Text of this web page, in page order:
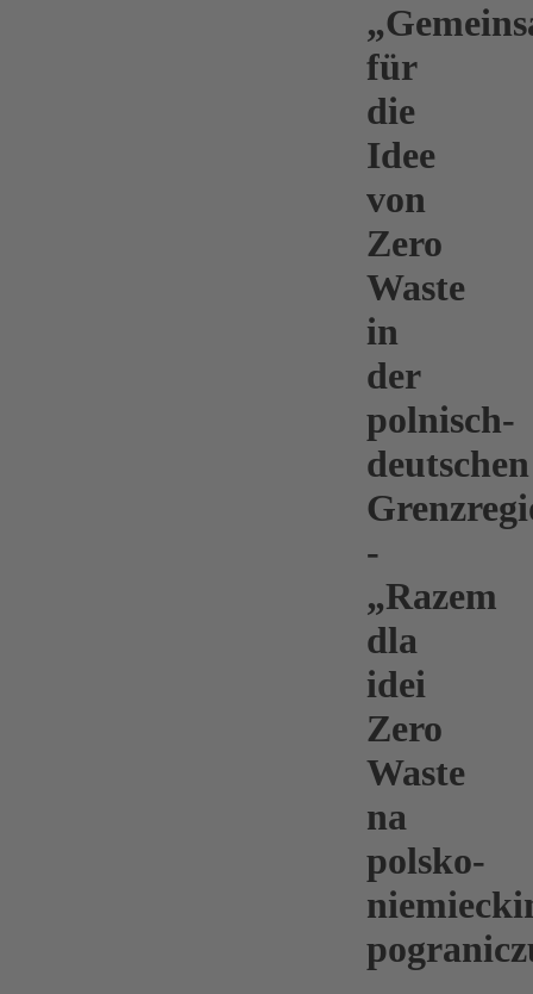
für
die
Idee
von
Zero
Waste
in
der
polnisch-
deutschen
-
„Razem
dla
idei
Zero
Waste
na
polsko-